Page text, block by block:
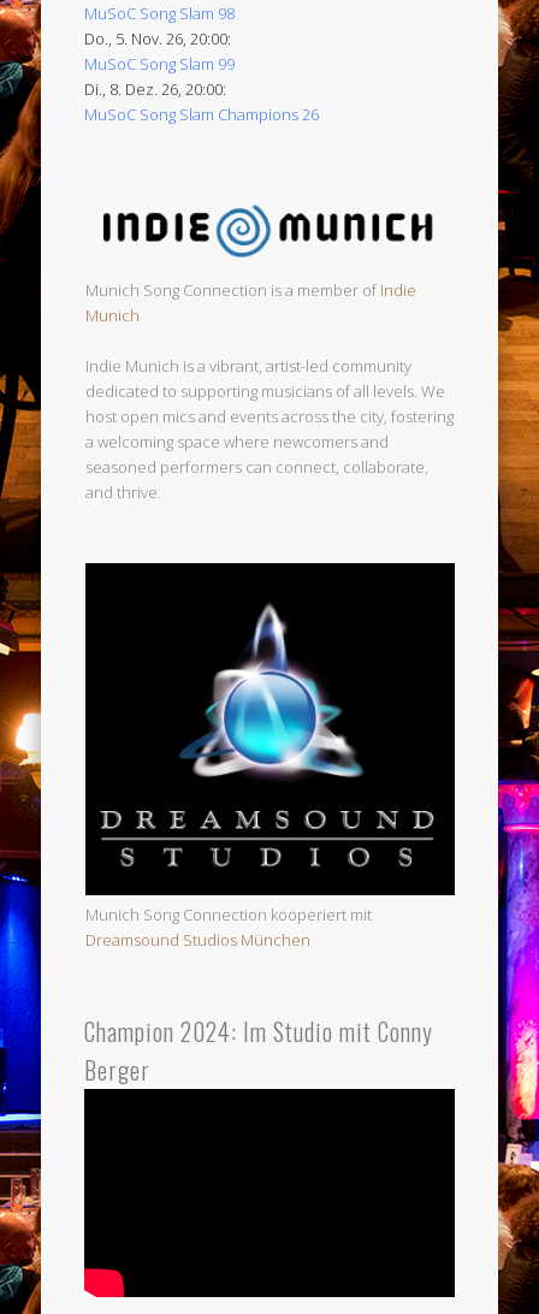
MuSoC Song Slam 98
Do., 5. Nov. 26, 20:00:
MuSoC Song Slam 99
Di., 8. Dez. 26, 20:00:
MuSoC Song Slam Champions 26
Munich Song Connection is a member ofIndie
Munich
Indie Munich is a vibrant, artist-led community
dedicated to supporting musicians of all levels. We
host open mics and events across the city, fostering
a welcoming space where newcomers and
seasoned performers can connect, collaborate,
and thrive.
Munich Song Connection kooperiert mit
Dreamsound Studios München
Champion 2024: Im Studio mit Conny
Berger